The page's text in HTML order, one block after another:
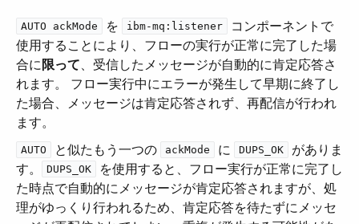
AUTO ackMode ​ を ​ ibm-mq:listener
​ コンポーネントで
使用することにより、フローの実行が正常に完了した場
合に​限って​、受信したメッセージが自動的に肯定応答さ
れます。 フロー実行中にエラーが発生して早期に終了し
た場合、メッセージは肯定応答されず、再配信が行われ
ます。
AUTO ​ と似たもう一つの ​ ackMode ​ に ​ DUPS_OK
​ がありま
す。​
DUPS_OK
​ を使用すると、フロー実行が正常に完了し
た時点で自動的にメッセージが肯定応答されますが、処
理がゆっくり行われるため、肯定応答を待たずにメッセ